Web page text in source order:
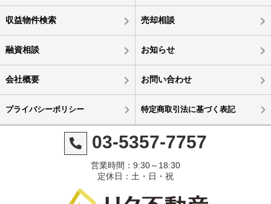
収益物件検索 売却相談
融資相談 お知らせ
会社概要 お問い合わせ
プライバシーポリシー 特定商取引法に基づく表記
03-5357-7757
営業時間：9:30～18:30
定休日：土・日・祝